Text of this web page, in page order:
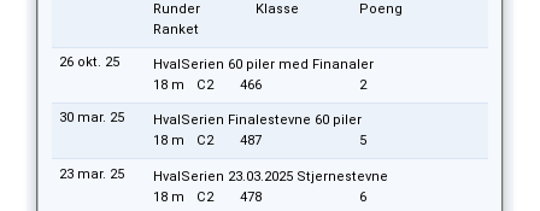
Runder
Klasse
Poeng
Ranket
26 okt. 25
HvalSerien 60 piler med Finanaler
18 m
C2 466 2
30 mar. 25
HvalSerien Finalestevne 60 piler
18 m
C2 487 5
23 mar. 25
HvalSerien 23.03.2025 Stjernestevne
18 m
C2 478 6